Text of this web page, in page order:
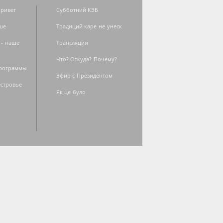
- наше
Субботний КЭБ
Традиций каре не унеск
Трансляции
Что? Откуда? Почему?
Эфир с Президентом
Як це було